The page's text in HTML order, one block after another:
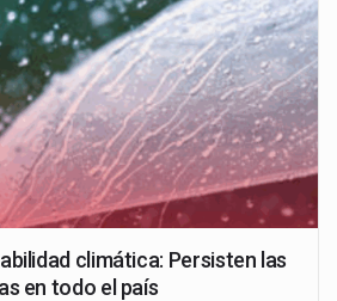
climática: Persisten las
en todo el país